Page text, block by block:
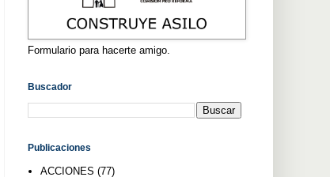
Formulario para hacerte amigo.
Buscador
Publicaciones
ACCIONES (77)